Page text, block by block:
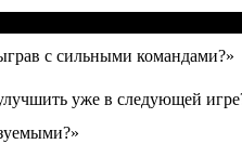
с сильными командами?»
уже в следующей